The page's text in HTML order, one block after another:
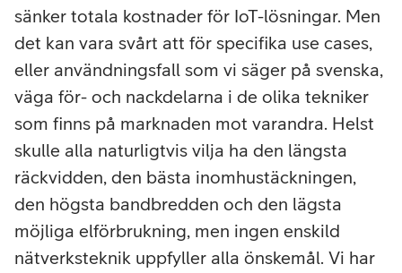
sänker totala kostnader för IoT-lösningar. Men
det kan vara svårt att för specifika use cases,
eller användningsfall som vi säger på svenska,
väga för- och nackdelarna i de olika tekniker
som finns på marknaden mot varandra. Helst
skulle alla naturligtvis vilja ha den längsta
räckvidden, den bästa inomhustäckningen,
den högsta bandbredden och den lägsta
möjliga elförbrukning, men ingen enskild
nätverksteknik uppfyller alla önskemål. Vi har